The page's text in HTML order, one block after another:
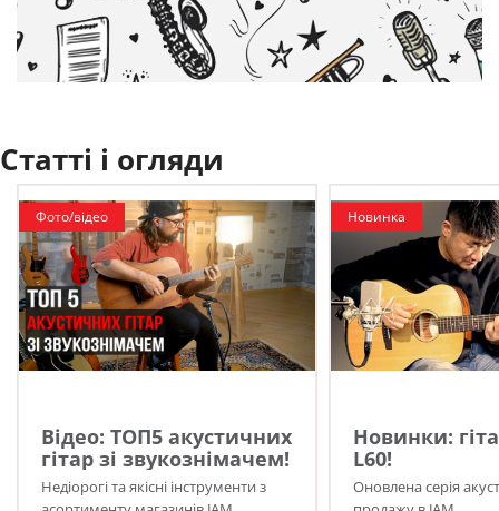
Статті і огляди
Фото/відео
Відео: ТОП5 акустичних
гітар зі звукознімачем!
Недіорогі та якісні інструменти з
Новинка
Новинки:
L60!
Оновлена серія